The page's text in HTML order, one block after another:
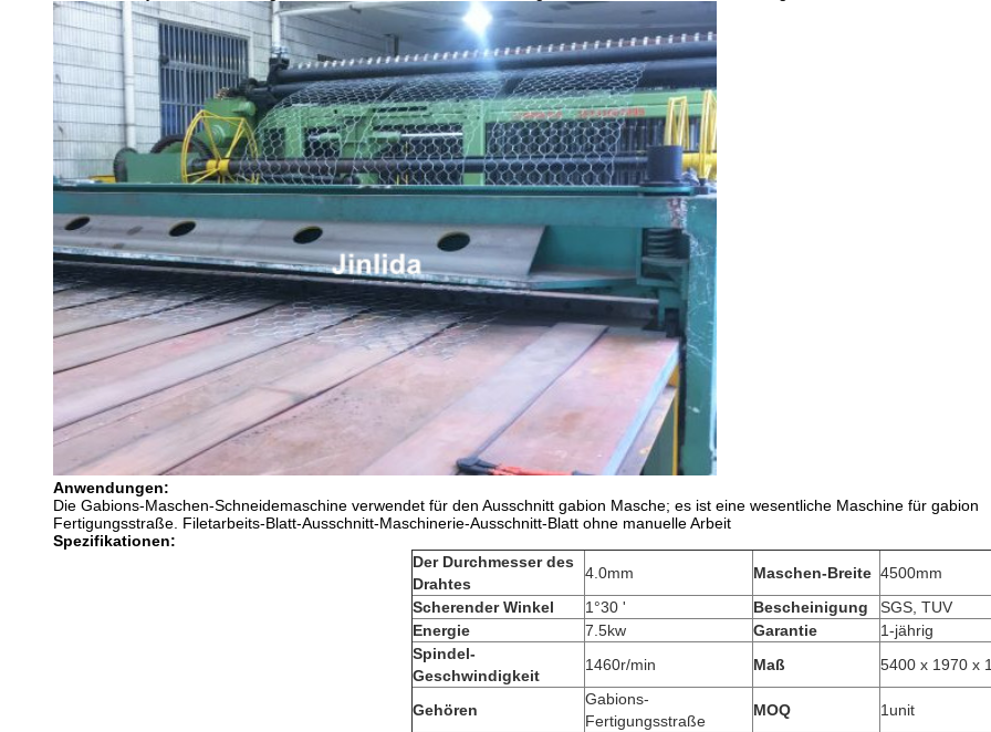
Anwendungen:
Die Gabions-Maschen-Schneidemaschine verwendet für den Ausschnitt gabion Masche; es ist eine wesentliche Maschine für gabion
Fertigungsstraße. Filetarbeits-Blatt-Ausschnitt-Maschinerie-Ausschnitt-Blatt ohne manuelle Arbeit
Spezifikationen:
Der Durchmesser des
Drahtes
4.0mm Maschen-Breite 4500mm
Scherender Winkel
1°30 ' Bescheinigung
SGS, TUV
Energie
7.5kw Garantie
1-jährig
Spindel-
Geschwindigkeit
1460r/min Maß 5400 x 1970 x
Gehören
Gabions-
Fertigungsstraße
MOQ
1unit